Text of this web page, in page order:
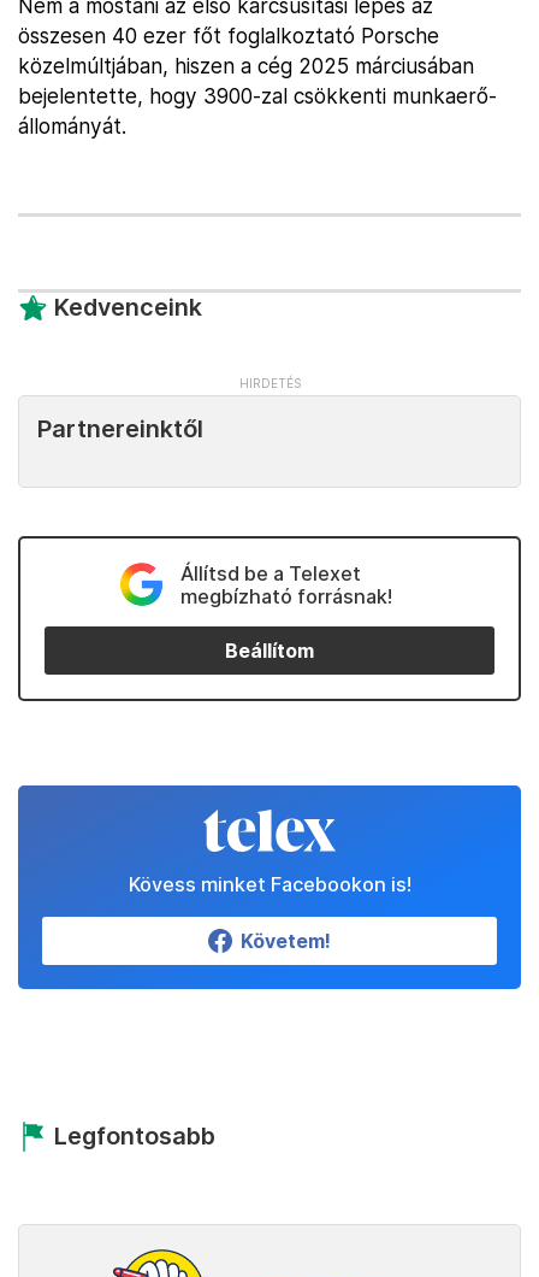
Nem a mostani az első karcsúsítási lépés az
összesen 40 ezer főt foglalkoztató Porsche
közelmúltjában, hiszen a cég 2025 márciusában
bejelentette, hogy 3900-zal csökkenti munkaerő-
állományát.
Kedvenceink
Partnereinktől
Állítsd be a Telexet
megbízható forrásnak!
Beállítom
Kövess minket Facebookon is!
Követem!
Legfontosabb